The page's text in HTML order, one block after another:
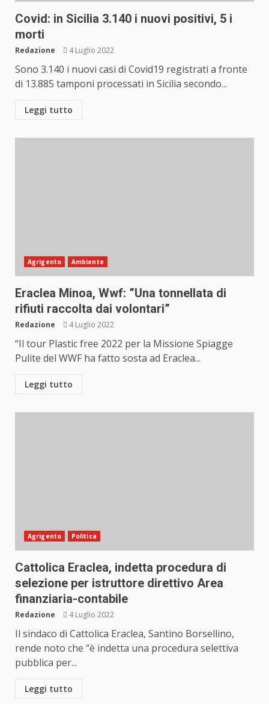
Covid: in Sicilia 3.140 i nuovi positivi, 5 i
morti
Redazione 4 Luglio 2022
Sono 3.140 i nuovi casi di Covid19 registrati a fronte
di 13.885 tamponi processati in Sicilia secondo...
Leggi tutto
Agrigento Ambiente
Eraclea Minoa, Wwf: ”Una tonnellata di
rifiuti raccolta dai volontari”
Redazione 4 Luglio 2022
“Il tour Plastic free 2022 per la Missione Spiagge
Pulite del WWF ha fatto sosta ad Eraclea...
Leggi tutto
Agrigento Politica
Cattolica Eraclea, indetta procedura di
selezione per istruttore direttivo Area
finanziaria-contabile
Redazione 4 Luglio 2022
Il sindaco di Cattolica Eraclea, Santino Borsellino,
rende noto che “è indetta una procedura selettiva
pubblica per...
Leggi tutto